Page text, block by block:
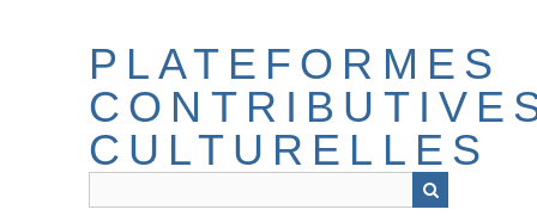
PLATEFORMES
CULTURELLES